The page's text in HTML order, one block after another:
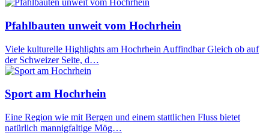
Pfahlbauten unweit vom Hochrhein
Viele kulturelle Highlights am Hochrhein Auffindbar Gleich ob auf
der Schweizer Seite, d…
Sport am Hochrhein
Eine Region wie mit Bergen und einem stattlichen Fluss bietet
natürlich mannigfaltige Mög…